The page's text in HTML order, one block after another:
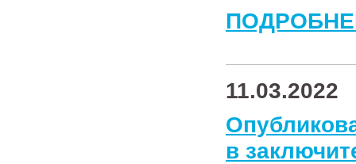
11.03.2022
в